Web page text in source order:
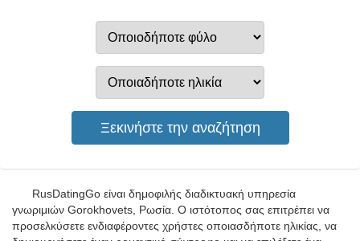
RusDatingGo είναι δημοφιλής διαδικτυακή υπηρεσία
γνωριμιών Gorokhovets, Ρωσία. Ο ιστότοπος σας επιτρέπει να
προσελκύσετε ενδιαφέροντες χρήστες οποιασδήποτε ηλικίας, να